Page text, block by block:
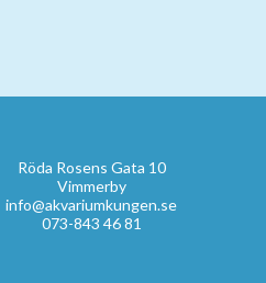
Röda Rosens Gata 10
Vimmerby
info@akvariumkungen.se
073-843 46 81